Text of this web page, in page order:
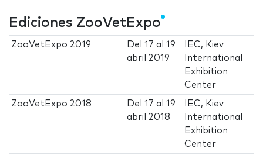
Ediciones ZooVetExpo
ZooVetExpo 2019 Del17 al19
abril 2019
IEC, Kiev
International
Exhibition
Center
ZooVetExpo 2018 Del17 al19
abril 2018
IEC, Kiev
International
Exhibition
Center